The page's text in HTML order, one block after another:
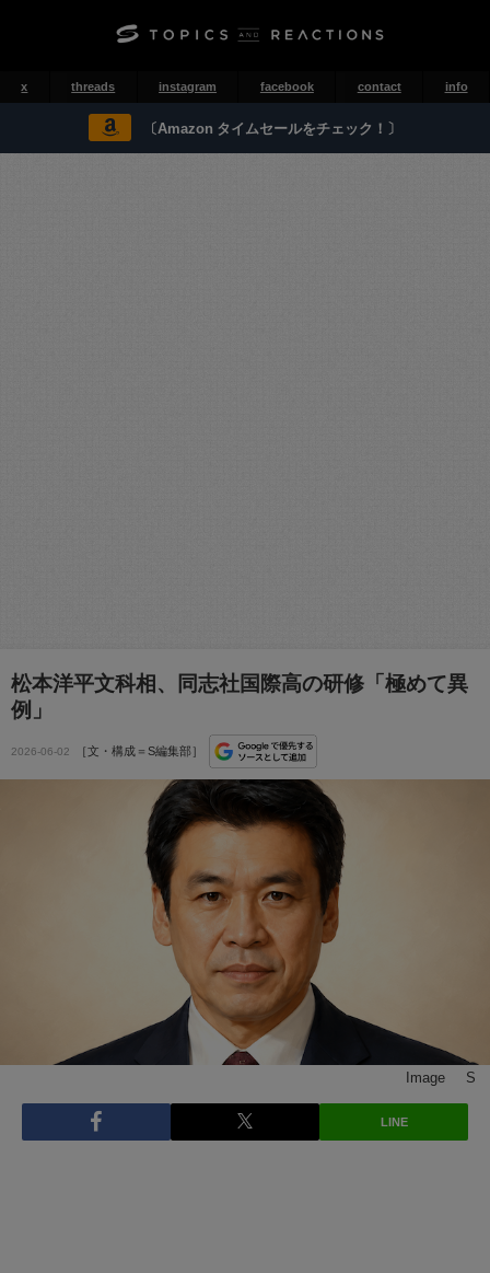
x threads instagram facebook contact info
〔Amazon タイムセールをチェック！〕
松本洋平文科相、同志社国際高の研修「極めて異
例」
2026-06-02 ［文・構成＝S編集部］
Image © S
LINE